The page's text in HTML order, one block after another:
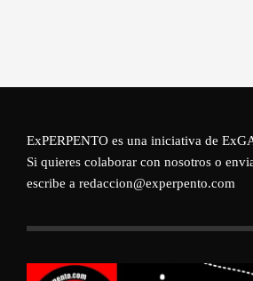
ExPERPENTO es una iniciativa de
Si quieres colaborar con nosotros o
escribe a redaccion@experpento.com